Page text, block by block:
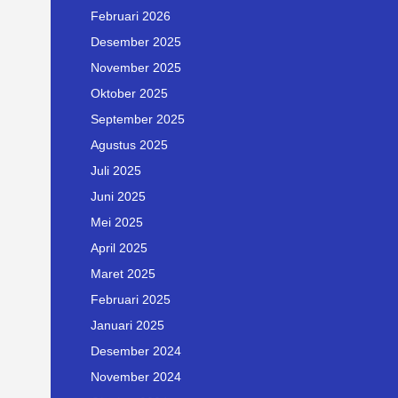
Februari 2026
Desember 2025
November 2025
Oktober 2025
September 2025
Agustus 2025
Juli 2025
Juni 2025
Mei 2025
April 2025
Maret 2025
Februari 2025
Januari 2025
Desember 2024
November 2024